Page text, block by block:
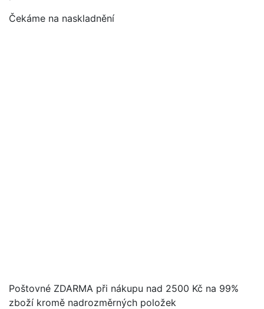
Čekáme na naskladnění
Poštovné ZDARMA při nákupu nad 2500 Kč na 99%
zboží kromě nadrozměrných položek